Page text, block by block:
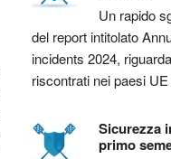
Un rapido
del report intitolato
incidents 2024,
riscontrati nei paesi
Sicurezza
primo